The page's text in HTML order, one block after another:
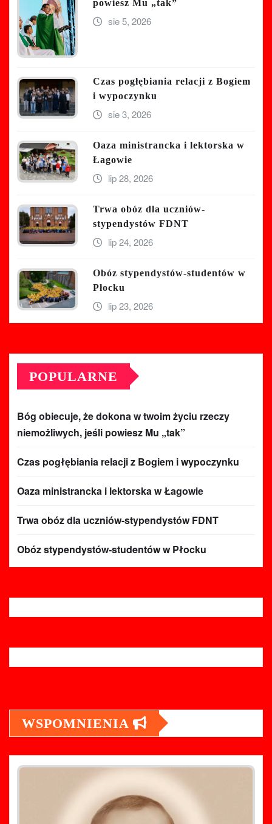
powiesz Mu „tak”
sie 5, 2026
Czas pogłębiania relacji z Bogiem
i wypoczynku
sie 3, 2026
Oaza ministrancka i lektorska w
Łagowie
lip 28, 2026
Trwa obóz dla uczniów-
stypendystów FDNT
lip 24, 2026
Obóz stypendystów-studentów w
Płocku
lip 23, 2026
POPULARNE
Bóg obiecuje, że dokona w twoim życiu rzeczy
niemożliwych, jeśli powiesz Mu „tak”
Czas pogłębiania relacji z Bogiem i wypoczynku
Oaza ministrancka i lektorska w Łagowie
Trwa obóz dla uczniów-stypendystów FDNT
Obóz stypendystów-studentów w Płocku
WSPOMNIENIA